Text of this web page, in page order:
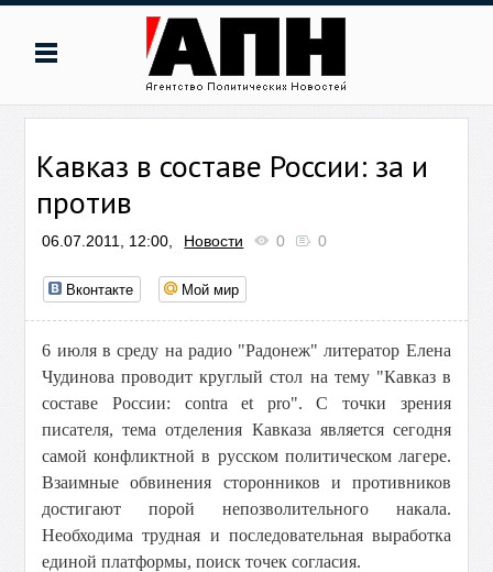
Кавказ в составе России: за и
против
06.07.2011, 12:00, Новости 0 0
Вконтакте Мой мир
6 июля в среду на радио "Радонеж" литератор Елена
Чудинова проводит круглый стол на тему "Кавказ в
составе России: contra et pro". С точки зрения
писателя, тема отделения Кавказа является сегодня
самой конфликтной в русском политическом лагере.
Взаимные обвинения сторонников и противников
достигают порой непозволительного накала.
Необходима трудная и последовательная выработка
единой платформы, поиск точек согласия.